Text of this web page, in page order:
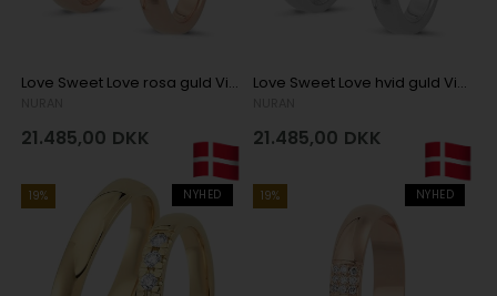
Love Sweet Love rosa guld Vielsesringe med 5 x 0,04 ct stk diamanter Wesselton VS
21.485,00 DKK
Love Sweet Love hvid guld Vielsesringe med 5 x 0,04 ct stk diamanter Wesselton VS
21.485,00 DKK
NYHED
19% NYHED
19%